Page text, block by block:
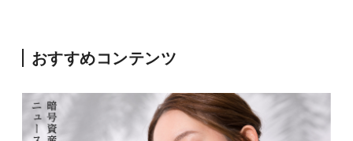
おすすめコンテンツ